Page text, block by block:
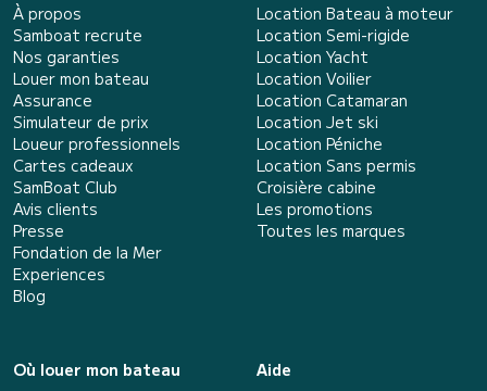
À propos
Samboat recrute
Nos garanties
Louer mon bateau
Assurance
Simulateur de prix
Loueur professionnels
Cartes cadeaux
SamBoat Club
Avis clients
Presse
Fondation de la Mer
Experiences
Blog
Location Bateau à moteur
Location Semi-rigide
Location Yacht
Location Voilier
Location Catamaran
Location Jet ski
Location Péniche
Location Sans permis
Croisière cabine
Les promotions
Toutes les marques
Où louer mon bateau
Aide